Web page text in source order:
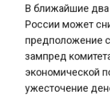
России может
предположение
зампред
экономической
ужесточение
сейчас больше